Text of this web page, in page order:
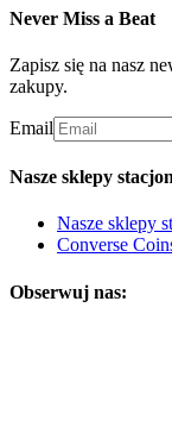
Never Miss a Beat
Zapisz się na nasz
zakupy.
Email
Nasze sklepy
Nasze sklepy
Converse
Obserwuj nas: